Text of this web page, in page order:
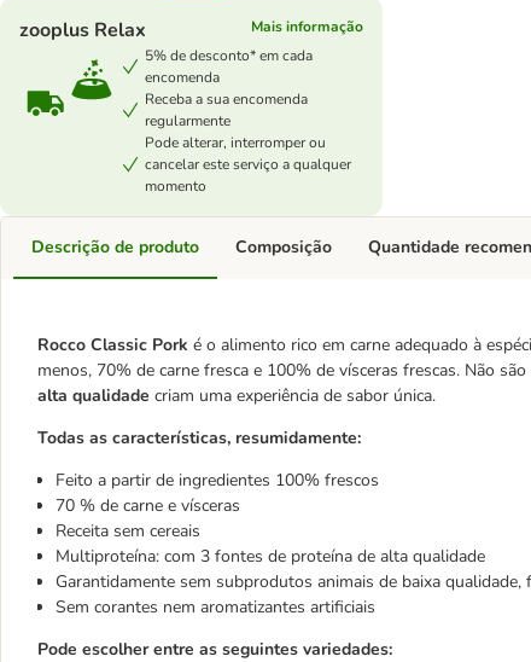
zooplus Relax
Mais informação
5% de desconto* em cada
encomenda
Receba a sua encomenda
regularmente
Pode alterar, interromper ou
cancelar este serviço a qualquer
momento
Descrição de produto
Rocco Classic Pork é o alimento rico em carne adequado à
menos, 70% de carne fresca e 100% de vísceras frescas. Não
alta qualidade criam uma experiência de sabor única.
Todas as características, resumidamente:
Feito a partir de ingredientes 100% frescos
70 % de carne e vísceras
Receita sem cereais
Multiproteína: com 3 fontes de proteína de alta qualidade
Garantidamente sem subprodutos animais de baixa
Sem corantes nem aromatizantes artificiais
Pode escolher entre as seguintes variedades:
Composição Quantidade